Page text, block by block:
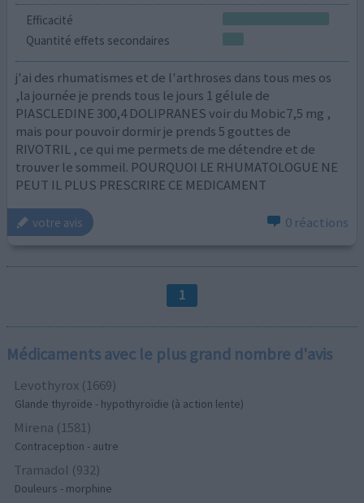
Efficacité
Quantité effets secondaires
j'ai des rhumatismes et de l'arthroses dans tous mes os
,la journée je prends tous le jours 1 gélule de
PIASCLEDINE 300,4 DOLIPRANES voir du Mobic7,5 mg ,
mais pour pouvoir dormir je prends 5 gouttes de
RIVOTRIL , ce qui me permets de me détendre et de
trouver le sommeil. POURQUOI LE RHUMATOLOGUE NE
PEUT IL PLUS PRESCRIRE CE MEDICAMENT
votre avis 0 réactions
1
Médicaments avec le plus grand nombre d'avis
Levothyrox (1669)
Glande thyroïde - hypothyroïdie (à action lente)
Mirena (1581)
Contraception - autre
Tramadol (932)
Douleurs - morphine